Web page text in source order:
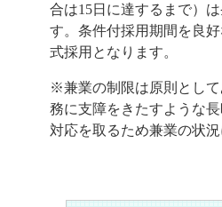
合は15日に達するまで）
す。条件付採用期間を良
式採用となります。
※兼業の制限は原則とし
務に支障をきたすような
対応を取るため兼業の状